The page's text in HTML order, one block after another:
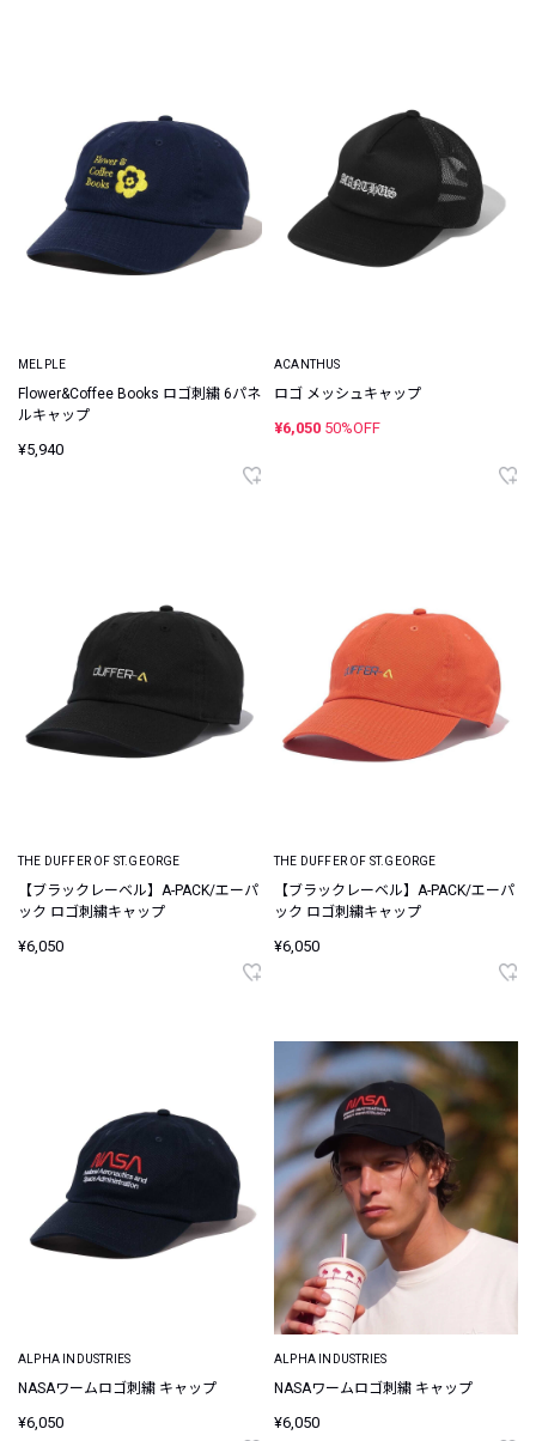
MELPLE
Flower&Coffee Books ロゴ刺繍 6パネ
ルキャップ
¥5,940
ACANTHUS
ロゴ メッシュキャップ
¥6,050 50%OFF
THE DUFFER OF ST.GEORGE
【ブラックレーベル】A-PACK/エーパ
ック ロゴ刺繍キャップ
¥6,050
THE DUFFER OF ST.GEORGE
【ブラックレーベル】A-PACK/エーパ
ック ロゴ刺繍キャップ
¥6,050
ALPHA INDUSTRIES
NASAワームロゴ刺繍 キャップ
¥6,050
ALPHA INDUSTRIES
NASAワームロゴ刺繍 キャップ
¥6,050